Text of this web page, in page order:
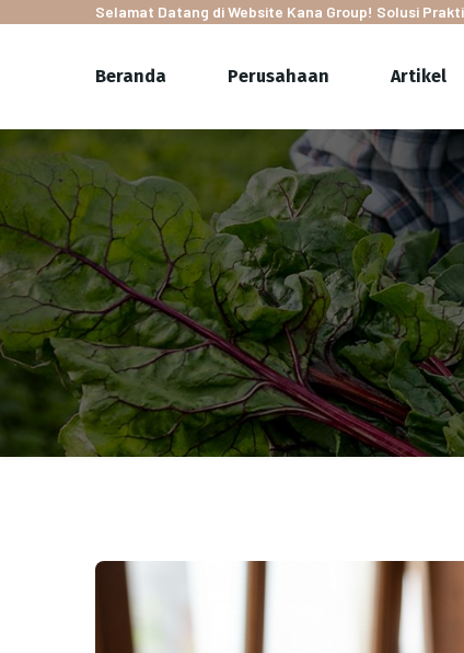
Selamat Datang di Website Kana Group! Solusi
Beranda Perusahaan Artikel